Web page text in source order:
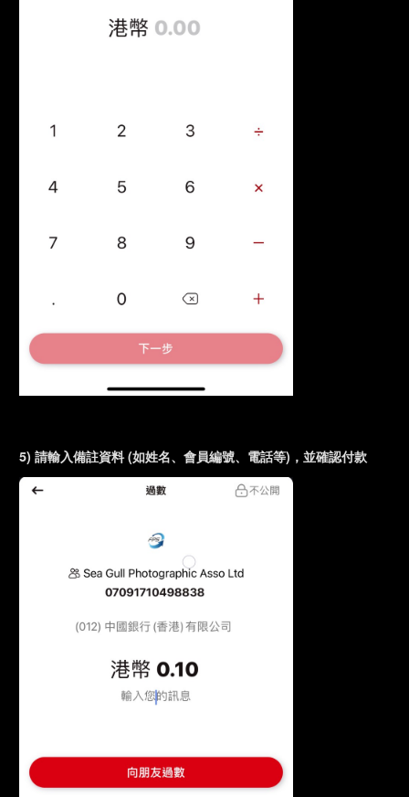
5) 請輸入備註資料 (如姓名、會員編號、電話等)，並確認付款